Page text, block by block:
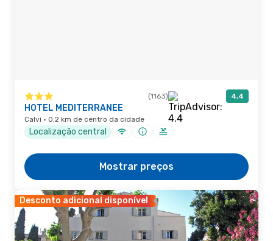
(1163) 4,4
HOTEL MEDITERRANEE
Calvi · 0,2 km de centro da cidade
Localização central
Mostrar preços
Desconto adicional disponível